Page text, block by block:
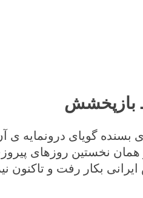
بازپخشش
بسنده گویای درونمایه
همان نخستین روزهای
بکار رفت و تاکنون